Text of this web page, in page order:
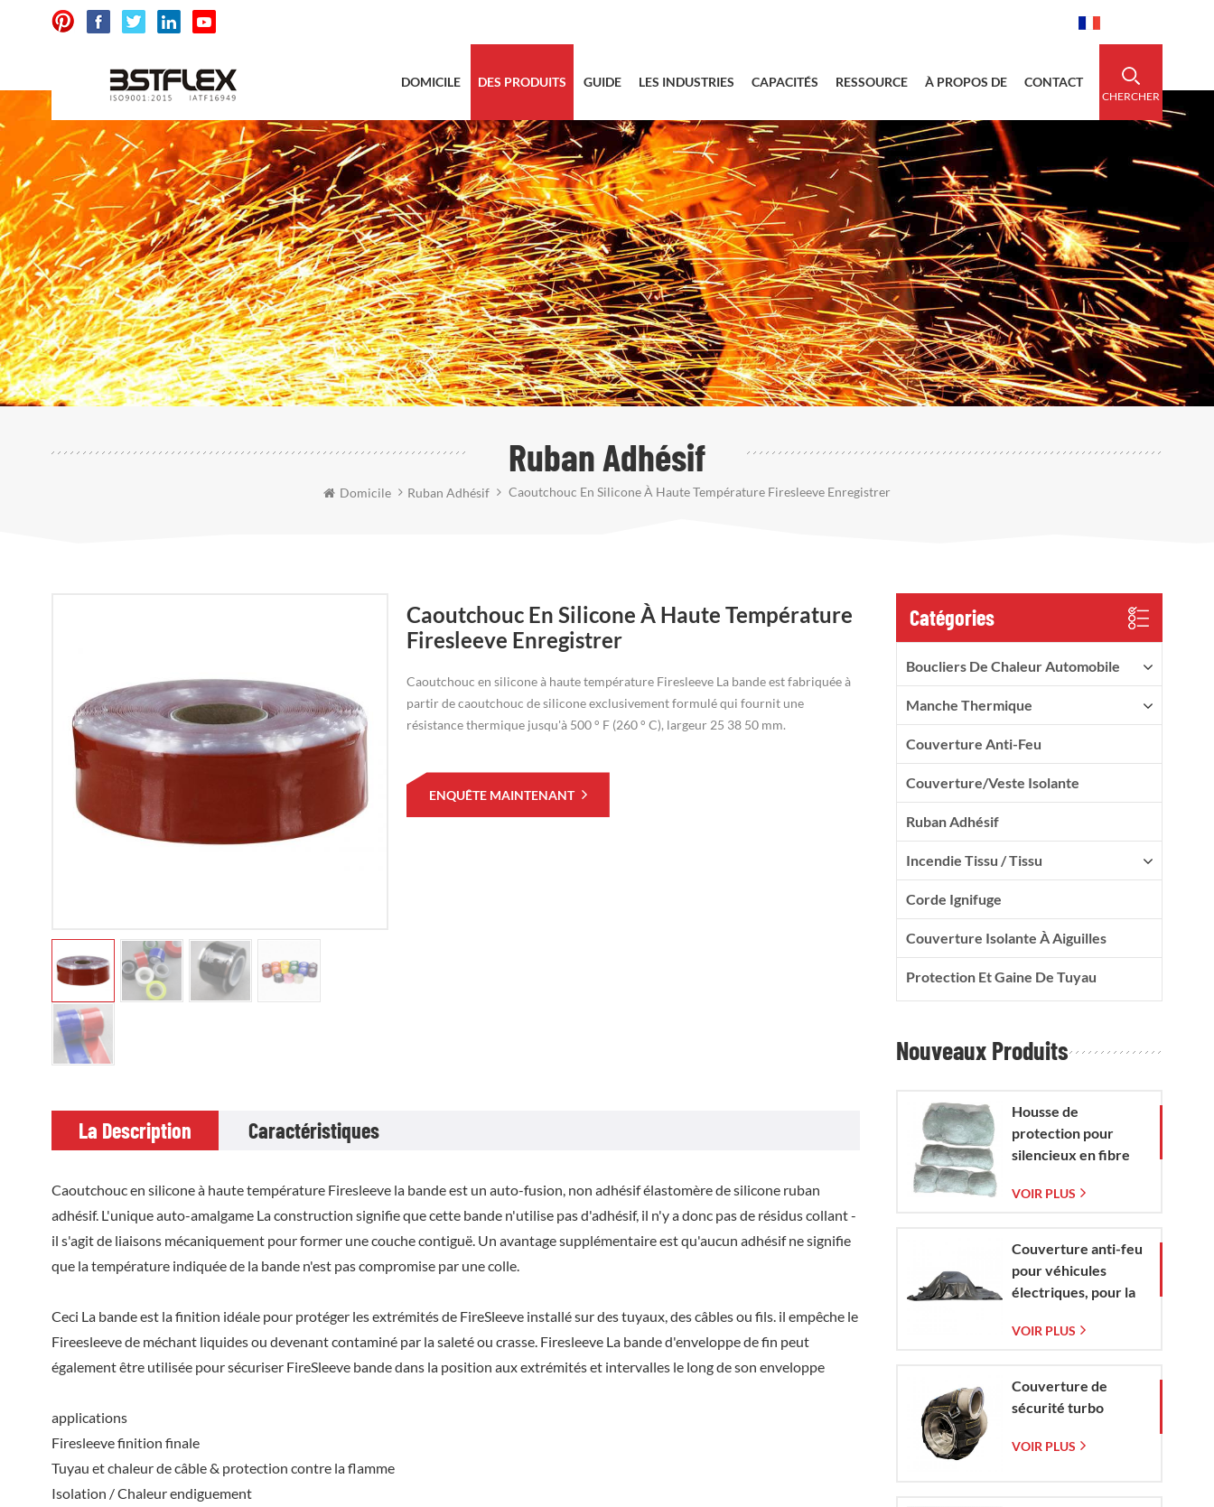
CHERCHER
DOMICILE DES PRODUITS GUIDE LES INDUSTRIES CAPACITÉS RESSOURCE À PROPOS DE CONTACT
Ruban Adhésif
Domicile Ruban Adhésif Caoutchouc En Silicone À Haute Température Firesleeve Enregistrer
Caoutchouc En Silicone À Haute Température
Firesleeve Enregistrer
Caoutchouc en silicone à haute température Firesleeve La bande est fabriquée à
partir de caoutchouc de silicone exclusivement formulé qui fournit une
résistance thermique jusqu'à 500 ° F (260 ° C), largeur 25 38 50 mm.
ENQUÊTE MAINTENANT
La Description Caractéristiques
Caoutchouc en silicone à haute température Firesleeve la bande est un auto-fusion, non adhésif élastomère de silicone ruban
adhésif. L'unique auto-amalgame La construction signifie que cette bande n'utilise pas d'adhésif, il n'y a donc pas de résidus collant -
il s'agit de liaisons mécaniquement pour former une couche contiguë. Un avantage supplémentaire est qu'aucun adhésif ne signifie
que la température indiquée de la bande n'est pas compromise par une colle.
Ceci La bande est la finition idéale pour protéger les extrémités de FireSleeve installé sur des tuyaux, des câbles ou fils. il empêche le
Fireesleeve de méchant liquides ou devenant contaminé par la saleté ou crasse. Firesleeve La bande d'enveloppe de fin peut
également être utilisée pour sécuriser FireSleeve bande dans la position aux extrémités et intervalles le long de son enveloppe
applications
Firesleeve finition finale
Tuyau et chaleur de câble & protection contre la flamme
Isolation / Chaleur endiguement
Catégories
Boucliers De Chaleur Automobile
Manche Thermique
Couverture Anti-Feu
Couverture/veste Isolante
Ruban Adhésif
Incendie Tissu / Tissu
Corde Ignifuge
Couverture Isolante À Aiguilles
Protection Et Gaine De Tuyau
Nouveaux Produits
Housse de
protection pour
silencieux en fibre
maille de verre
VOIR PLUS
Couverture anti-feu
pour véhicules
électriques, pour la
les incendies de
électriques et de
voitures en situation
VOIR PLUS
Couverture de
sécurité turbo
VOIR PLUS